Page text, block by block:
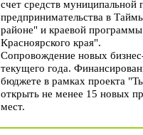
счет средств муниципальной
предпринимательства в
районе" и краевой
Красноярского края".
Сопровождение новых
текущего года.
бюджете в рамках проекта
открыть не менее 15 новых
мест.